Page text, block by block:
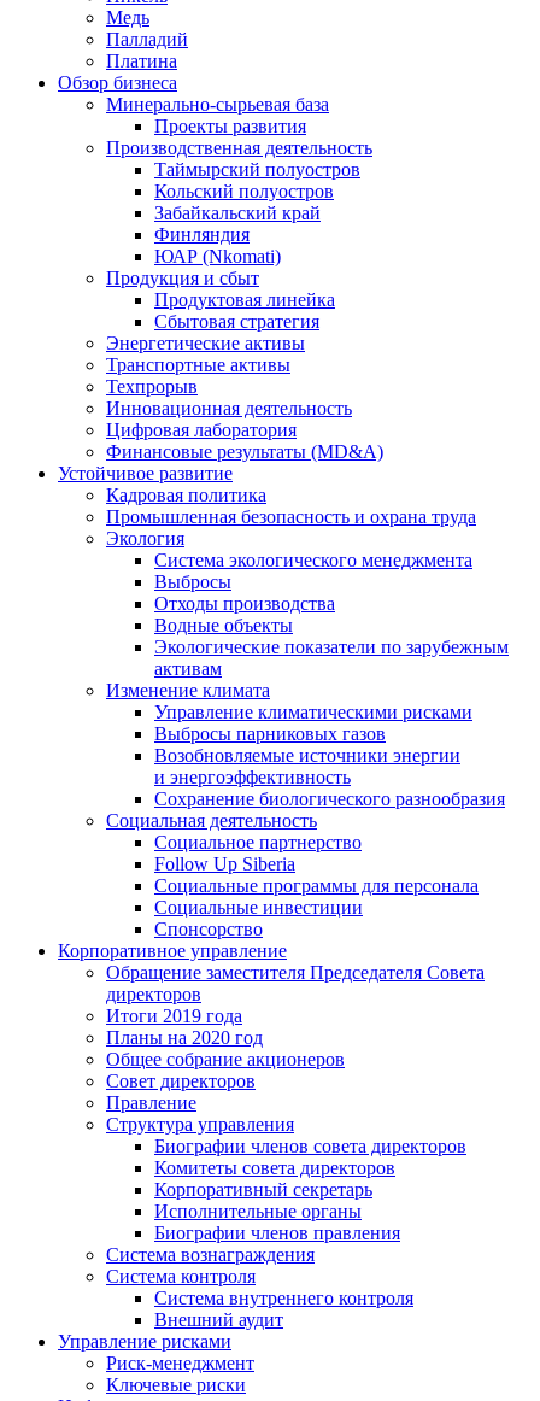
Медь
Палладий
Платина
Обзор бизнеса
Минерально-сырьевая база
Проекты развития
Производственная деятельность
Таймырский полуостров
Кольский полуостров
Забайкальский край
Финляндия
ЮАР (Nkomati)
Продукция и сбыт
Продуктовая линейка
Сбытовая стратегия
Энергетические активы
Транспортные активы
Техпрорыв
Инновационная деятельность
Цифровая лаборатория
Финансовые результаты (MD&A)
Устойчивое развитие
Кадровая политика
Промышленная безопасность и охрана труда
Экология
Система экологического менеджмента
Выбросы
Отходы производства
Водные объекты
Экологические показатели по зарубежным
активам
Изменение климата
Управление климатическими рисками
Выбросы парниковых газов
Возобновляемые источники энергии
и энергоэффективность
Сохранение биологического разнообразия
Социальная деятельность
Социальное партнерство
Follow Up Siberia
Социальные программы для персонала
Социальные инвестиции
Спонсорство
Корпоративное управление
Обращение заместителя Председателя Совета
директоров
Итоги 2019 года
Планы на 2020 год
Общее собрание акционеров
Совет директоров
Правление
Структура управления
Биографии членов совета директоров
Комитеты совета директоров
Корпоративный секретарь
Исполнительные органы
Биографии членов правления
Система вознаграждения
Система контроля
Система внутреннего контроля
Внешний аудит
Управление рисками
Риск-менеджмент
Ключевые риски